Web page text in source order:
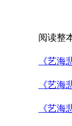
阅读整
《艺海
《艺海
《艺海